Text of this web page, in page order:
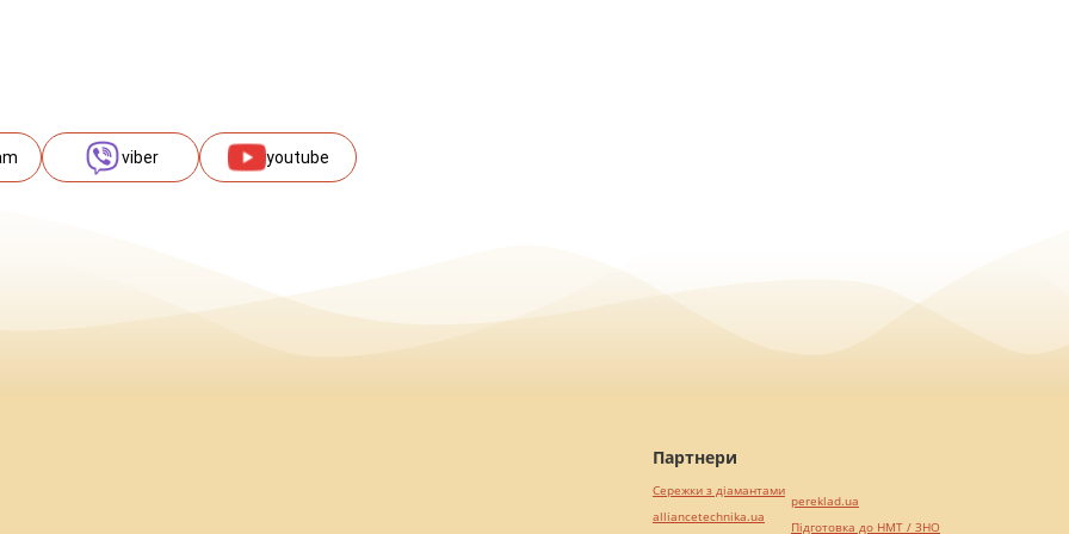
viber youtube
Партнери
Сережки з діамантами
alliancetechnika.ua
pereklad.ua
Підготовка до НМТ / ЗНО